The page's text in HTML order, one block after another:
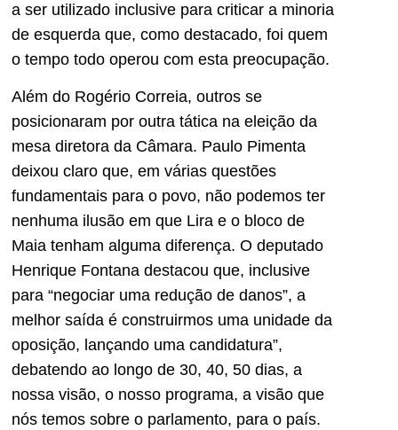
a ser utilizado inclusive para criticar a minoria
de esquerda que, como destacado, foi quem
o tempo todo operou com esta preocupação.
Além do Rogério Correia, outros se
posicionaram por outra tática na eleição da
mesa diretora da Câmara. Paulo Pimenta
deixou claro que, em várias questões
fundamentais para o povo, não podemos ter
nenhuma ilusão em que Lira e o bloco de
Maia tenham alguma diferença. O deputado
Henrique Fontana destacou que, inclusive
para “negociar uma redução de danos”, a
melhor saída é construirmos uma unidade da
oposição, lançando uma candidatura”,
debatendo ao longo de 30, 40, 50 dias, a
nossa visão, o nosso programa, a visão que
nós temos sobre o parlamento, para o país.